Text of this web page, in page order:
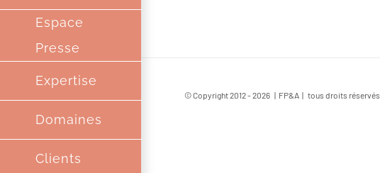
Espace
Presse
Expertise
Domaines
Clients
© Copyright 2012 -2026 | FP&A | tous droits réservés